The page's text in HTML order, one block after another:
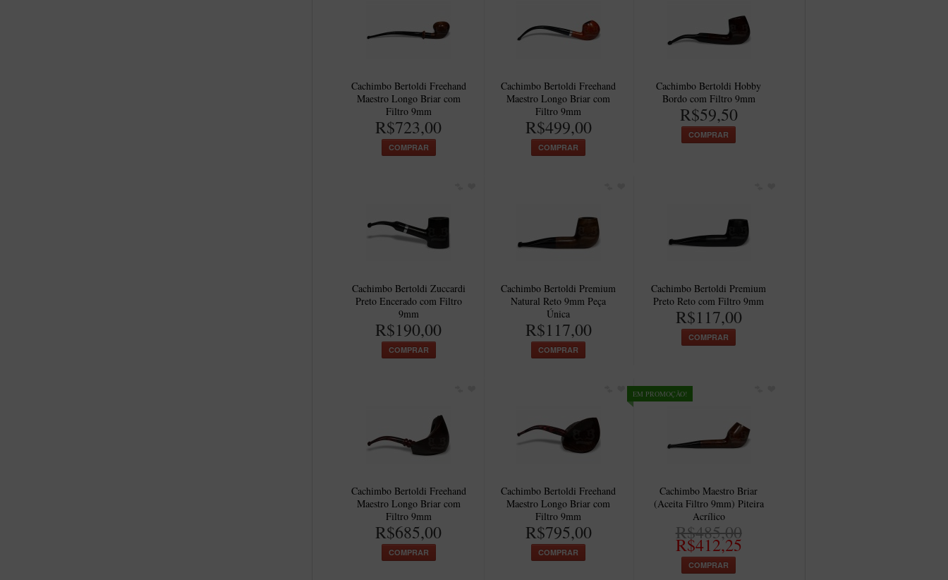
Cachimbo Bertoldi Freehand
Maestro Longo Briar com
Filtro 9mm
R$723,00
COMPRAR
Cachimbo Bertoldi Freehand
Maestro Longo Briar com
Filtro 9mm
R$499,00
COMPRAR
Cachimbo Bertoldi Hobby
Bordo com Filtro 9mm
R$59,50
COMPRAR
Cachimbo Bertoldi Zuccardi
Preto Encerado com Filtro
9mm
R$190,00
COMPRAR
Cachimbo Bertoldi Premium
Natural Reto 9mm Peça
Única
R$117,00
COMPRAR
Cachimbo Bertoldi Premium
Preto Reto com Filtro 9mm
R$117,00
COMPRAR
Cachimbo Bertoldi Freehand
Maestro Longo Briar com
Filtro 9mm
R$685,00
COMPRAR
Cachimbo Bertoldi Freehand
Maestro Longo Briar com
Filtro 9mm
R$795,00
COMPRAR
EM PROMOÇÃO!
Cachimbo Maestro Briar
(Aceita Filtro 9mm) Piteira
Acrílico
R$485,00
R$412,25
COMPRAR